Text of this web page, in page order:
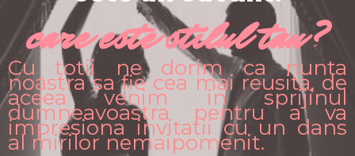
care este stilul tau?
Cu totii ne dorim ca nunta
noastra sa fie cea mai reusita, de
aceea venim in sprijinul
dumneavoastra pentru a va
impresiona invitatii cu un dans
al mirilor nemaipomenit.